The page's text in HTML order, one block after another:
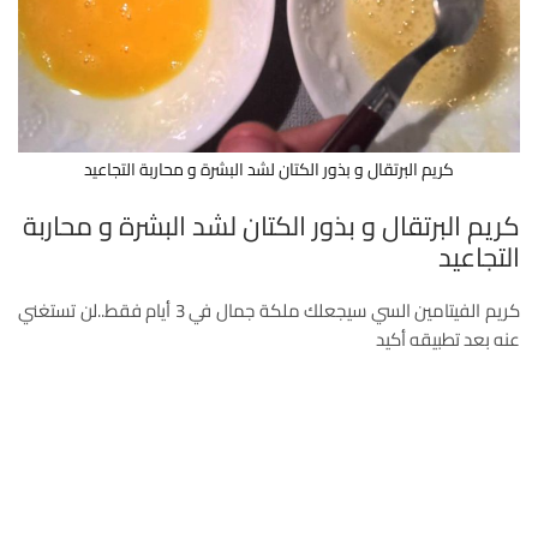
كريم البرتقال و بذور الكتان لشد البشرة و محاربة التجاعيد
كريم البرتقال و بذور الكتان لشد البشرة و محاربة
التجاعيد
كريم الفيتامين السي سيجعلك ملكة جمال في 3 أيام فقط..لن تستغني
عنه بعد تطبيقه أكيد